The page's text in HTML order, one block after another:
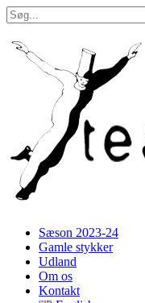
Sæson 2023-24
Gamle stykker
Udland
Om os
Kontakt